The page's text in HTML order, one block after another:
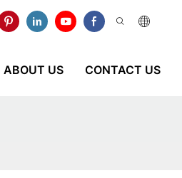
ABOUT US CONTACT US